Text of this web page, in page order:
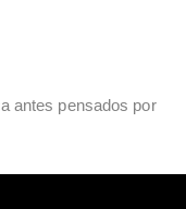
antes pensados por